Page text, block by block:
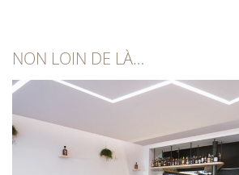
NON LOIN DE LÀ…